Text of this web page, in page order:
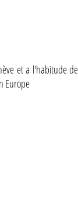
et a l'habitude de
Europe